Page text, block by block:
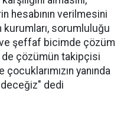
hesabının verilmesini
kurumları, sorumluluğu
ve şeffaf bicimde çözüm
de çözümün takipçisi
yanında
dedi